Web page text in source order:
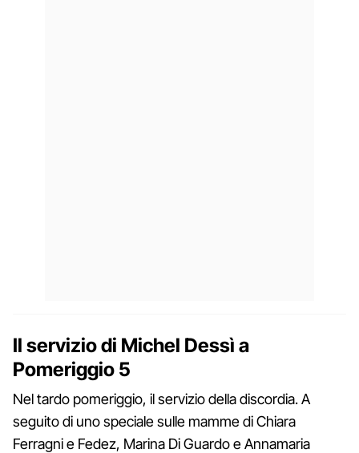
Il servizio di Michel Dessì a
Pomeriggio 5
Nel tardo pomeriggio, il servizio della discordia. A
seguito di uno speciale sulle mamme di Chiara
Ferragni e Fedez, Marina Di Guardo e Annamaria